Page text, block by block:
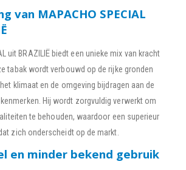
van MAPACHO SPECIAL
uit BRAZILIË biedt een unieke mix van kracht
tabak wordt verbouwd op de rijke gronden
klimaat en de omgeving bijdragen aan de
Hij wordt zorgvuldig verwerkt om
te behouden, waardoor een superieur
zich onderscheidt op de markt.
en minder bekend gebruik